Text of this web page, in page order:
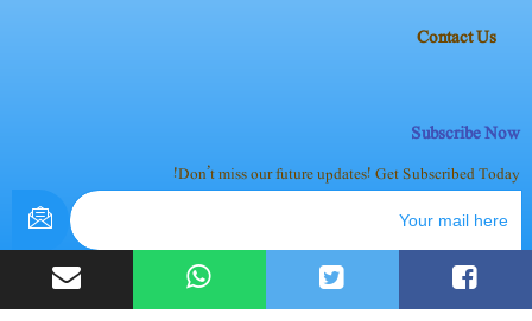
Contact Us
Subscribe Now
Don’t miss our future updates! Get Subscribed Today!